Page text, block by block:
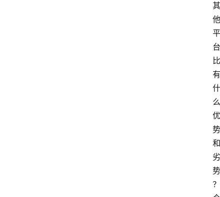
其
他
平
台
比
有
什
么
优
势
和
劣
势
？